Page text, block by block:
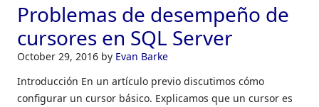
Problemas de desempeño de
cursores en SQL Server
October 29, 2016 by Evan Barke
Introducción En un artículo previo discutimos cómo
configurar un cursor básico. Explicamos que un cursor es